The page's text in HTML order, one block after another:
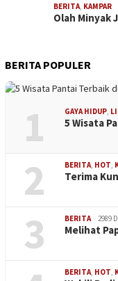
BERITA KAMPAR
Olah Minyak
BERITA POPULER
1 GAYA HIDUP
5 Wisata
2 BERITA HOT
Terima
3 BERITA 2989
Melihat
BERITA HOT